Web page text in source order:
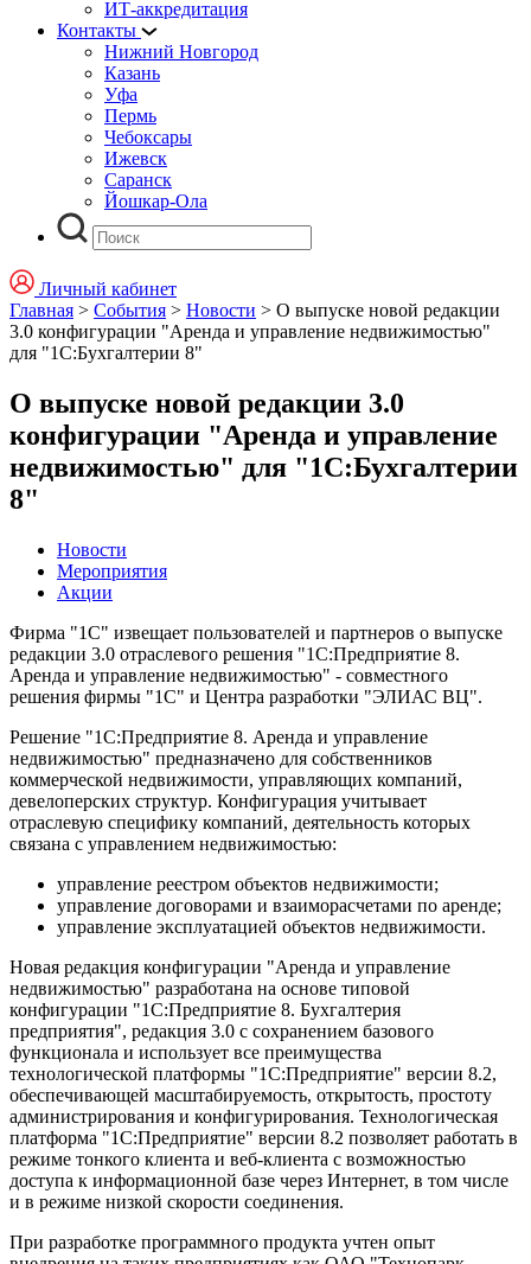
ИТ-аккредитация
Контакты
Нижний Новгород
Казань
Уфа
Пермь
Чебоксары
Ижевск
Саранск
Йошкар-Ола
Личный кабинет
Главная > События > Новости > О выпуске новой редакции
3.0 конфигурации "Аренда и управление недвижимостью"
для "1С:Бухгалтерии 8"
О выпуске новой редакции 3.0
конфигурации "Аренда и управление
недвижимостью" для "1С:Бухгалтерии
8"
Новости
Мероприятия
Акции
Фирма "1С" извещает пользователей и партнеров о выпуске
редакции 3.0 отраслевого решения "1С:Предприятие 8.
Аренда и управление недвижимостью" - совместного
решения фирмы "1С" и Центра разработки "ЭЛИАС ВЦ".
Решение "1С:Предприятие 8. Аренда и управление
недвижимостью" предназначено для собственников
коммерческой недвижимости, управляющих компаний,
девелоперских структур. Конфигурация учитывает
отраслевую специфику компаний, деятельность которых
связана с управлением недвижимостью:
управление реестром объектов недвижимости;
управление договорами и взаиморасчетами по аренде;
управление эксплуатацией объектов недвижимости.
Новая редакция конфигурации "Аренда и управление
недвижимостью" разработана на основе типовой
конфигурации "1C:Предприятие 8. Бухгалтерия
предприятия", редакция 3.0 с сохранением базового
функционала и использует все преимущества
технологической платформы "1С:Предприятие" версии 8.2,
обеспечивающей масштабируемость, открытость, простоту
администрирования и конфигурирования. Технологическая
платформа "1С:Предприятие" версии 8.2 позволяет работать в
режиме тонкого клиента и веб-клиента с возможностью
доступа к информационной базе через Интернет, в том числе
и в режиме низкой скорости соединения.
При разработке программного продукта учтен опыт